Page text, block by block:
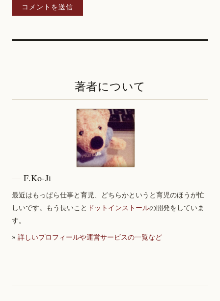
著者について
F.Ko-Ji
最近はもっぱら仕事と育児、どちらかというと育児のほうが忙
しいです。もう長いこと ドットインストールの開発をしていま
す。
» 詳しいプロフィールや運営サービスの一覧など